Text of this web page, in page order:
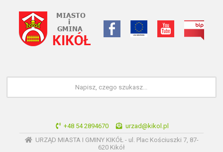
+48 54 2894670
urzad@kikol.pl
URZĄD MIASTA I GMINY KIKÓŁ - ul. Plac Kościuszki 7, 87-
620 Kikół